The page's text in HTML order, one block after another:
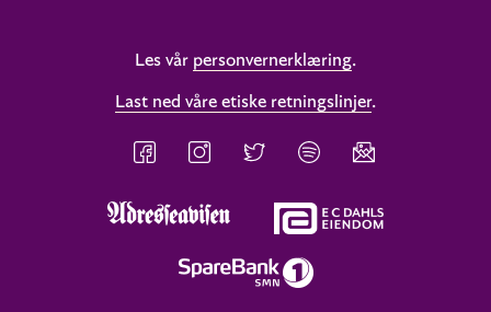
Les vår personvernerklæring.
Last ned våre etiske retningslinjer.